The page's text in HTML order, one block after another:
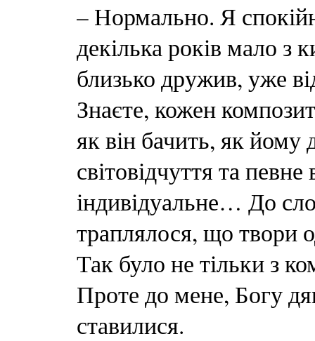
– Нормально. Я
декілька років мало з
близько дружив, уже
Знаєте, кожен
як він бачить, як йому
світовідчуття та
індивідуальне… До
траплялося, що твори
Так було не тільки з
Проте до мене, Богу
ставилися.